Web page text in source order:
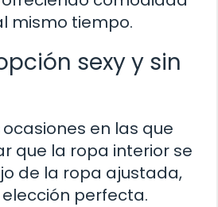
mismo tiempo.
sexy y sin
en las que
que la ropa interior se
de la ropa ajustada,
perfecta.